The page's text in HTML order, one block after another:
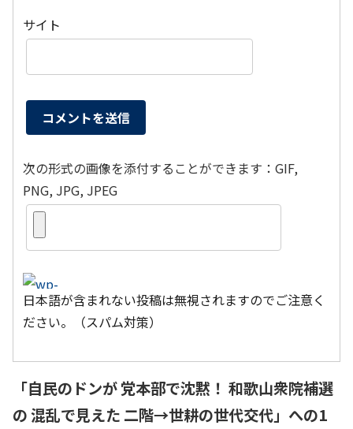
サイト
次の形式の画像を添付することができます：GIF,
PNG, JPG, JPEG
日本語が含まれない投稿は無視されますのでご注意く
ださい。（スパム対策）
「自民のドンが 党本部で沈黙！ 和歌山衆院補選
の 混乱で見えた 二階→世耕の世代交代」への1